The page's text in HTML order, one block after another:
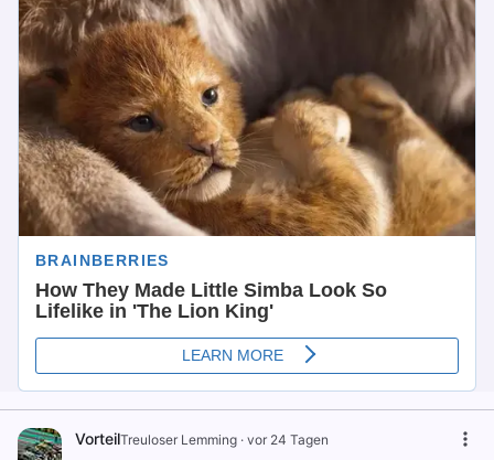
VorteilTreuloser Lemming · vor 24 Tagen